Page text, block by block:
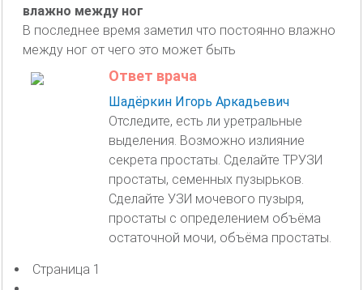
влажно между ног
В последнее время заметил что постоянно влажно
между ног от чего это может быть
Ответ врача
Шадёркин Игорь Аркадьевич
Отследите, есть ли уретральные
выделения. Возможно излияние
секрета простаты. Сделайте ТРУЗИ
простаты, семенных пузырьков.
Сделайте УЗИ мочевого пузыря,
простаты с определением объёма
остаточной мочи, объёма простаты.
Нумерация
Страница 1